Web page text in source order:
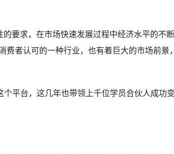
要求，在市场快速发展过程中经济水平的不断
者认可的一种行业，也有着巨大的市场前景，
平台，这几年也带领上千位学员合伙人成功变